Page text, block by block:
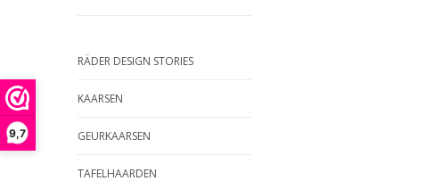
9,7
RÄDER DESIGN STORIES
KAARSEN
GEURKAARSEN
TAFELHAARDEN